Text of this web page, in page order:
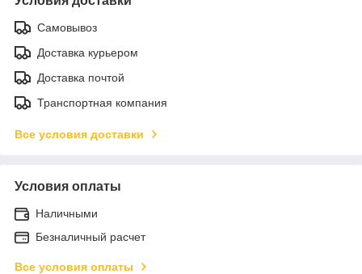
Самовывоз
Доставка курьером
Доставка почтой
Транспортная компания
Все условия доставки
Условия оплаты
Наличными
Безналичный расчет
Все условия оплаты